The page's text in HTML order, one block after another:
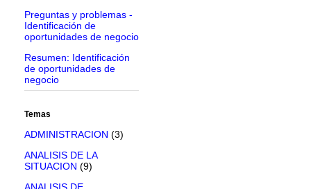
Preguntas y problemas -
Identificación de
oportunidades de negocio
Resumen: Identificación
de oportunidades de
negocio
Temas
ADMINISTRACION (3)
ANALISIS DE LA
SITUACION (9)
ANALISIS DE